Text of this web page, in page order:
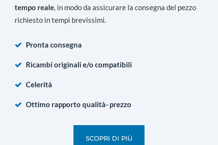
tempo reale, in modo da assicurare la consegna del pezzo
richiesto in tempi brevissimi.
Pronta consegna
Ricambi originali e/o compatibili
Celerità
Ottimo rapporto qualità- prezzo
SCOPRI DI PIÙ